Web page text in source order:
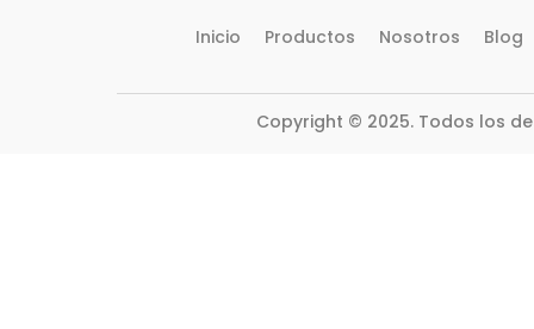
Inicio Productos Nosotros Blog
Copyright © 2025. Todos los